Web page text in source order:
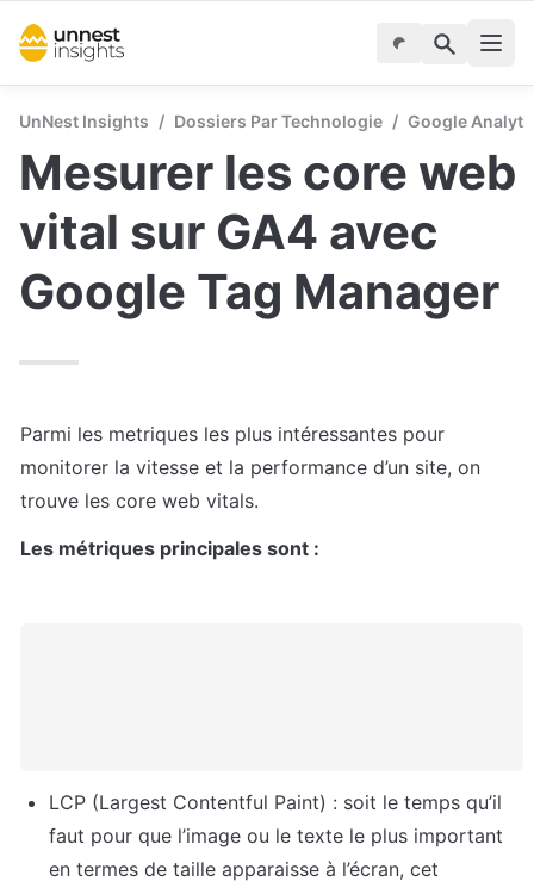
UnNest Insights / Dossiers Par Technologie / Google
Mesurer les core web
vital sur GA4 avec
Google Tag Manager
Parmi les metriques les plus intéressantes pour
monitorer la vitesse et la performance d’un site, on
trouve les core web vitals.
Les métriques principales sont :
LCP (Largest Contentful Paint) : soit le temps qu’il
faut pour que l’image ou le texte le plus important
en termes de taille apparaisse à l’écran, cet